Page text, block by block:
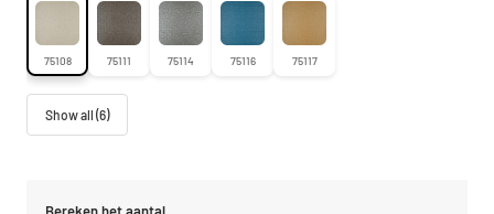
75108 75111 75114 75116 75117
Show all (6)